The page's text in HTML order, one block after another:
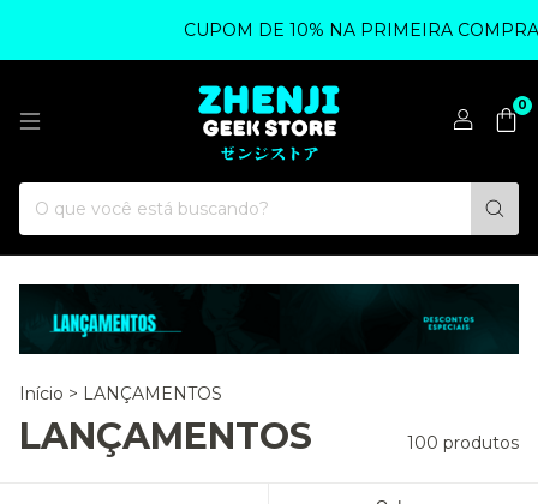
CUPOM DE 10% NA PRIMEIRA COMPRA -
0
Início > LANÇAMENTOS
LANÇAMENTOS 100 produtos